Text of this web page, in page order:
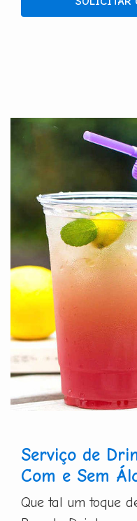
Serviço de
Com e Sem
Que tal um toque